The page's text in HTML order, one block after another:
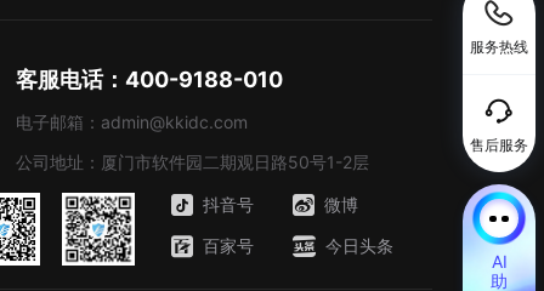
服务热线
售后服务
AI
助
客服电话：400-9188-010
电子邮箱：admin@kkidc.com
公司地址：厦门市软件园二期观日路50号1-2层
抖音号
微博
百家号
今日头条